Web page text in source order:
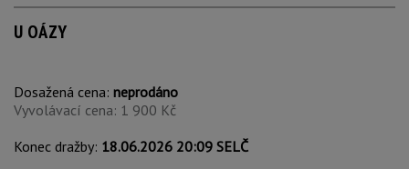
U OÁZY
Dosažená cena: neprodáno
Vyvolávací cena: 1 900 Kč
Konec dražby: 18.06.2026 20:09 SELČ